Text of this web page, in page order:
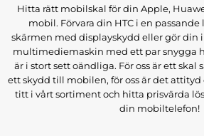
Hitta rätt mobilskal för din Apple,
mobil. Förvara din HTC i en passande
skärmen med displayskydd eller gör din
multimediemaskin med ett par snygga
är i stort sett oändliga. För oss är ett skal
ett skydd till mobilen, för oss är det attityd
titt i vårt sortiment och hitta prisvärda
din mobiltelefon!